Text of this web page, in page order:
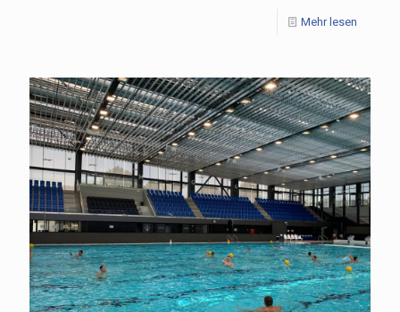
Mehr lesen